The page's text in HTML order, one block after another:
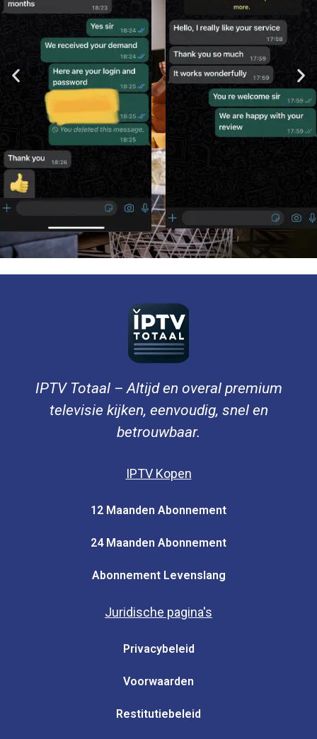
IPTV Totaal – Altijd en overal premium
televisie kijken, eenvoudig, snel en
betrouwbaar.
IPTV Kopen
12 Maanden Abonnement
24 Maanden Abonnement
Abonnement Levenslang
Juridische pagina's
Privacybeleid
Voorwaarden
Restitutiebeleid